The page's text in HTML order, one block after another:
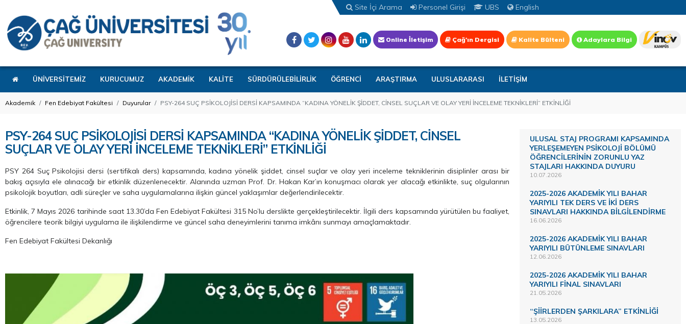
Site İçi Arama Personel Girişi UBS English
Online İletişim Çağ'ın Dergisi Kalite Bülteni Adaylara Bilgi
ÜNİVERSİTEMİZ KURUCUMUZ AKADEMİK KALİTE SÜRDÜRÜLEBİLİRLİK ÖĞRENCİ ARAŞTIRMA ULUSLARARASI İLETİŞİM
Akademik Fen Edebiyat Fakültesi Duyurular PSY-264 SUÇ PSİKOLOJİSİ DERSİ KAPSAMINDA “KADINA YÖNELİK ŞİDDET, CİNSEL SUÇLAR VE OLAY YERİ İNCELEME TEKNİKLERİ” ETKİNLİĞİ
PSY-264 SUÇ PSİKOLOJİSİ DERSİ KAPSAMINDA “KADINA YÖNELİK ŞİDDET, CİNSEL
SUÇLAR VE OLAY YERİ İNCELEME TEKNİKLERİ” ETKİNLİĞİ
PSY 264 Suç Psikolojisi dersi (sertifikalı ders) kapsamında, kadına yönelik şiddet, cinsel suçlar ve olay yeri inceleme tekniklerinin disiplinler arası bir
bakış açısıyla ele alınacağı bir etkinlik düzenlenecektir. Alanında uzman Prof. Dr. Hakan Kar’ın konuşmacı olarak yer alacağı etkinlikte, suç olgularının
psikolojik boyutları, adli süreçler ve saha uygulamalarına ilişkin güncel yaklaşımlar değerlendirilecektir.
Etkinlik, 7 Mayıs 2026 tarihinde saat 13.30’da Fen Edebiyat Fakültesi 315 No’lu derslikte gerçekleştirilecektir. İlgili ders kapsamında yürütülen bu faaliyet,
öğrencilere teorik bilgiyi uygulama ile ilişkilendirme ve güncel saha deneyimlerini tanıma imkânı sunmayı amaçlamaktadır.
Fen Edebiyat Fakültesi Dekanlığı
ULUSAL STAJ PROGRAMI KAPSAMINDA
YERLEŞEMEYEN PSİKOLOJİ BÖLÜMÜ
ÖĞRENCİLERİNİN ZORUNLU YAZ
STAJLARI HAKKINDA DUYURU
10.07.2026
2025-2026 AKADEMİK YILI BAHAR
YARIYILI TEK DERS VE İKİ DERS
SINAVLARI HAKKINDA BİLGİLENDİRME
16.06.2026
2025-2026 AKADEMİK YILI BAHAR
YARIYILI BÜTÜNLEME SINAVLARI
12.06.2026
2025-2026 AKADEMİK YILI BAHAR
YARIYILI FİNAL SINAVLARI
21.05.2026
“ŞİİRLERDEN ŞARKILARA” ETKİNLİĞİ
13.05.2026